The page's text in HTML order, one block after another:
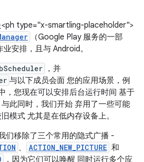
<ph type="x-smartling-placeholder">
（Google Play 服务的一部
安排，且与 Android。
，并
与以下成员会面 您的应用场景，例
，您现在可以安排后台运行时间 基于
此同时，我们开始 弃用了一些可能
模式 尤其是在低内存设备上。
们移除了三个常用的隐式广播 -
、 ACTION_NEW_PICTURE 和
，因为它们可以唤醒 同时运行多个应